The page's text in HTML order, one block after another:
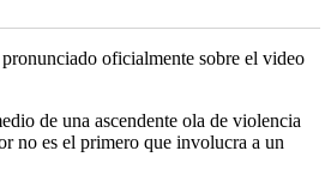
oficialmente sobre el video
de una ascendente ola de violencia
no es el primero que involucra a un